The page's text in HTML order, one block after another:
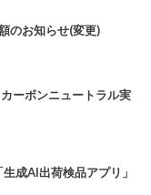
のお知らせ(変更)
ーボンニュートラル実
成AI出荷検品アプリ」